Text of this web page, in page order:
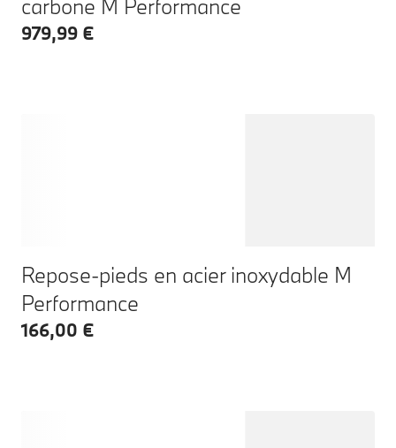
carbone M Performance
979,99 €
Repose-pieds en acier inoxydable M
Performance
166,00 €